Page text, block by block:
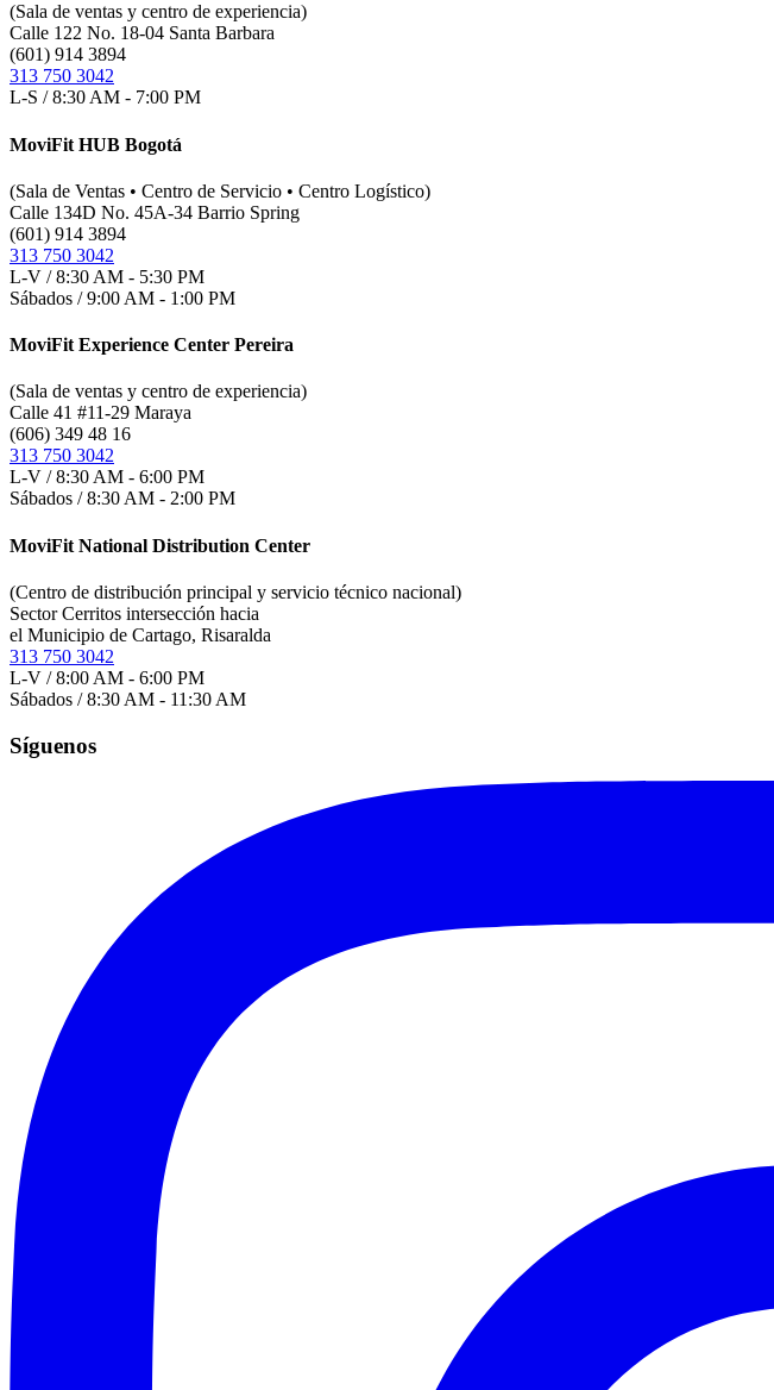
(Sala de ventas y centro de experiencia)
Calle 122 No. 18-04 Santa Barbara
(601) 914 3894
313 750 3042
L-S / 8:30 AM - 7:00 PM
MoviFit HUB Bogotá
(Sala de Ventas • Centro de Servicio • Centro Logístico)
Calle 134D No. 45A-34 Barrio Spring
(601) 914 3894
313 750 3042
L-V / 8:30 AM - 5:30 PM
Sábados / 9:00 AM - 1:00 PM
MoviFit Experience Center Pereira
(Sala de ventas y centro de experiencia)
Calle 41 #11-29 Maraya
(606) 349 48 16
313 750 3042
L-V / 8:30 AM - 6:00 PM
Sábados / 8:30 AM - 2:00 PM
MoviFit National Distribution Center
(Centro de distribución principal y servicio técnico nacional)
Sector Cerritos intersección hacia
el Municipio de Cartago, Risaralda
313 750 3042
L-V / 8:00 AM - 6:00 PM
Sábados / 8:30 AM - 11:30 AM
Síguenos